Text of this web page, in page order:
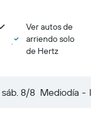
Ver autos de
arriendo solo
de Hertz
sáb. 8/8 Mediodía -